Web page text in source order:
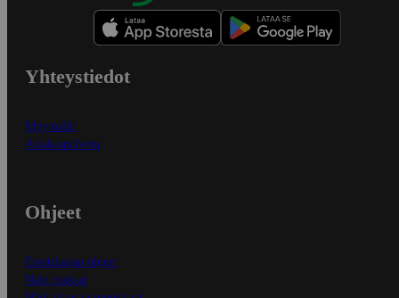
Yhteystiedot
Myymälät
Asiakaspalvelu
Ohjeet
Ensitilaajan ohjeet
Näin maksat